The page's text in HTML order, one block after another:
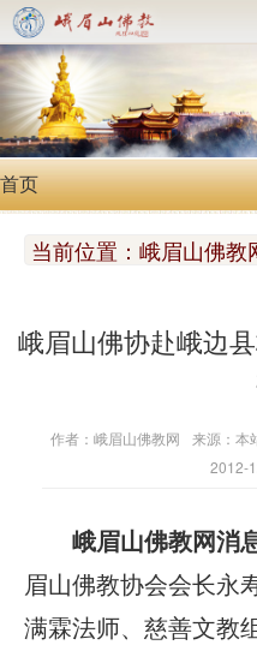
首页
当前位置： 峨眉山佛教
峨眉山佛协赴峨边
作者：峨眉山佛教网 来源：本
2012-
峨眉山佛教网消
眉山佛教协会会长永
满霖法师、慈善文教